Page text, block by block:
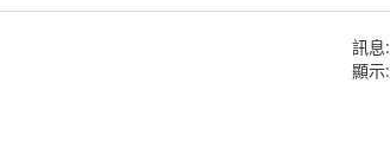
訊息:
顯示: